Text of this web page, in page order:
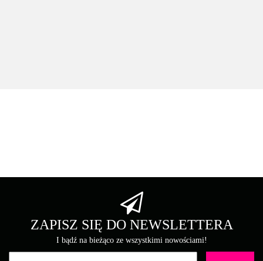
Brother
ZAPISZ SIĘ DO NEWSLETTERA
I bądź na bieżąco ze wszystkimi nowościami!